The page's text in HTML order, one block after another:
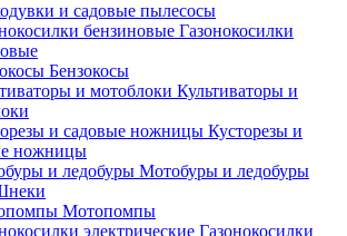
и садовые пылесосы
Газонокосилки
Бензокосы
Культиваторы и
Кусторезы и
ножницы
Мотобуры и ледобуры
Мотопомпы
Газонокосилки